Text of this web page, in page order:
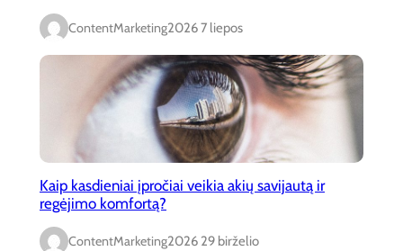
ContentMarketing2026 7 liepos
Kaip kasdieniai įpročiai veikia akių savijautą ir
regėjimo komfortą?
ContentMarketing2026 29 birželio